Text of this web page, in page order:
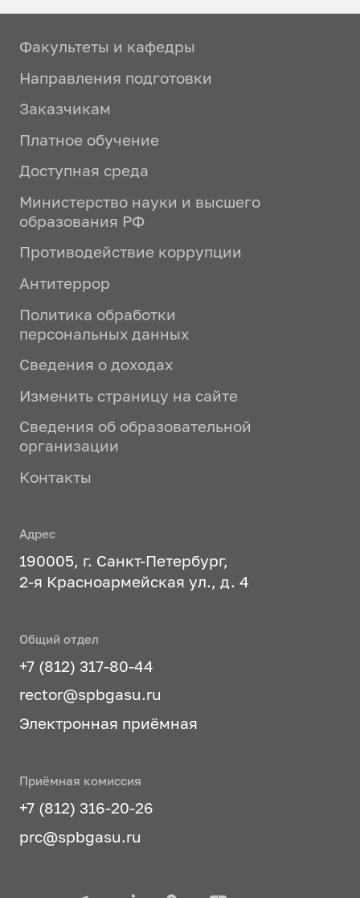
Факультеты и кафедры
Направления подготовки
Заказчикам
Платное обучение
Доступная среда
Министерство науки и высшего
образования РФ
Противодействие коррупции
Антитеррор
Политика обработки
персональных данных
Сведения о доходах
Изменить страницу на сайте
Сведения об образовательной
организации
Контакты
Адрес
190005, г. Санкт-Петербург,
2-я Красноармейская ул., д. 4
Общий отдел
+7 (812) 317-80-44
rector@spbgasu.ru
Электронная приёмная
Приёмная комиссия
+7 (812) 316-20-26
prc@spbgasu.ru